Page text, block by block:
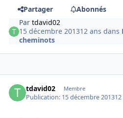
Partager
Abonnés
Partdavid02
15 décembre 201312 ans dans
cheminots
tdavid02 Membre
Publication: 15 décembre 2013